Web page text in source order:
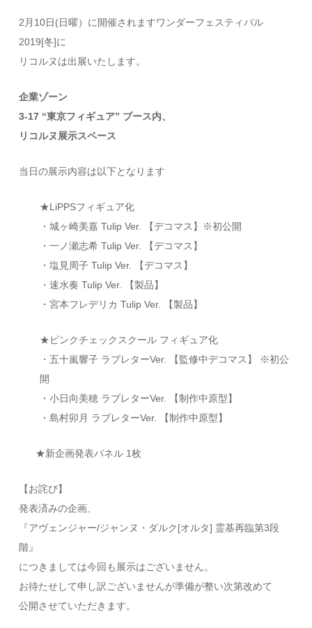
2月10日(日曜）に開催されますワンダーフェスティバル
2019[冬]に
リコルヌは出展いたします。
企業ゾーン
3-17 “東京フィギュア” ブース内、
リコルヌ展示スペース
当日の展示内容は以下となります
★LiPPSフィギュア化
・城ヶ崎美嘉 Tulip Ver. 【デコマス】※初公開
・一ノ瀬志希 Tulip Ver. 【デコマス】
・塩見周子 Tulip Ver. 【デコマス】
・速水奏 Tulip Ver. 【製品】
・宮本フレデリカ Tulip Ver. 【製品】
★ピンクチェックスクール フィギュア化
・五十嵐響子 ラブレターVer. 【監修中デコマス】 ※初公
開
・小日向美穂 ラブレターVer. 【制作中原型】
・島村卯月 ラブレターVer. 【制作中原型】
★新企画発表パネル 1枚
【お詫び】
発表済みの企画、
『アヴェンジャー/ジャンヌ・ダルク[オルタ] 霊基再臨第3段
階』
につきましては今回も展示はございません。
お待たせして申し訳ございませんが準備が整い次第改めて
公開させていただきます。